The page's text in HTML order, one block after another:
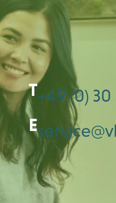
T+49 (0) 30
E